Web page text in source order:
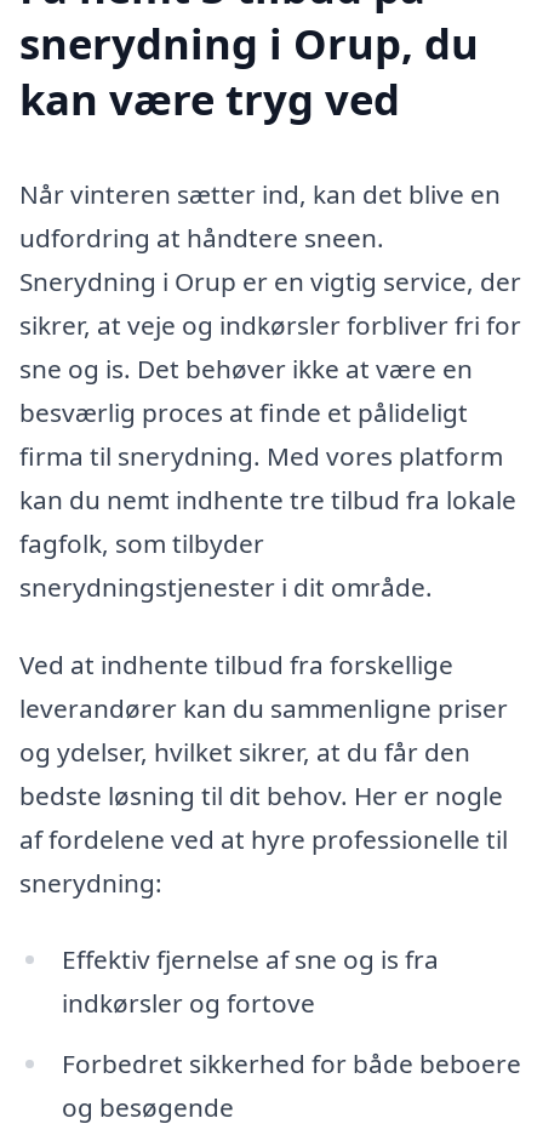
snerydning i Orup, du
kan være tryg ved
Når vinteren sætter ind, kan det blive en
udfordring at håndtere sneen.
Snerydning i Orup er en vigtig service, der
sikrer, at veje og indkørsler forbliver fri for
sne og is. Det behøver ikke at være en
besværlig proces at finde et pålideligt
firma til snerydning. Med vores platform
kan du nemt indhente tre tilbud fra lokale
fagfolk, som tilbyder
snerydningstjenester i dit område.
Ved at indhente tilbud fra forskellige
leverandører kan du sammenligne priser
og ydelser, hvilket sikrer, at du får den
bedste løsning til dit behov. Her er nogle
af fordelene ved at hyre professionelle til
snerydning:
Effektiv fjernelse af sne og is fra
indkørsler og fortove
Forbedret sikkerhed for både beboere
og besøgende